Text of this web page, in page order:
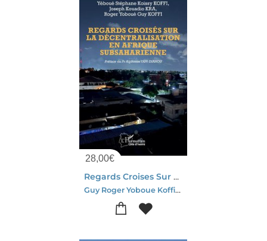
28,00€
Regards Croises Sur La Decentralisation En Afrique Subsaharienne
Guy Roger Yoboue Koffi-Kouadio Joseph Kra-Yeboue Stephane Koissy Koffi